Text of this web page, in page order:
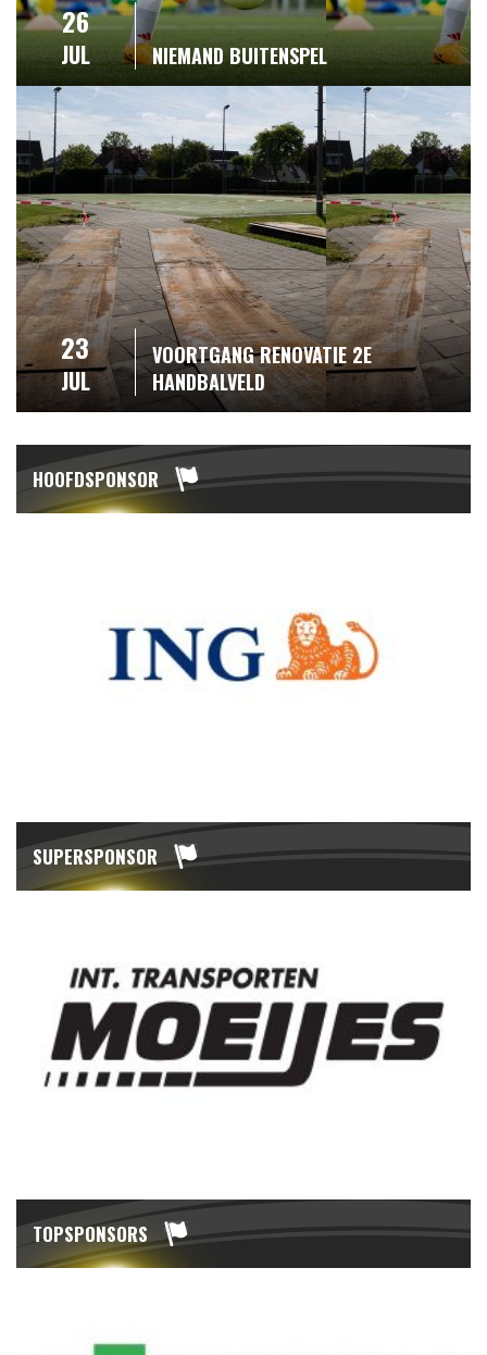
26
JUL NIEMAND BUITENSPEL
23
JUL
VOORTGANG RENOVATIE 2E
HANDBALVELD
HOOFDSPONSOR
SUPERSPONSOR
TOPSPONSORS